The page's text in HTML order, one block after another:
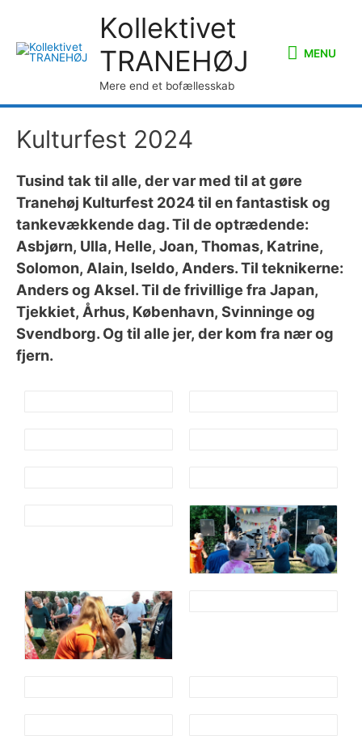
Kollektivet
TRANEHØJ
Mere end et bofællesskab
MENU
MENU
Kulturfest 2024
Tusind tak til alle, der var med til at gøre
Tranehøj Kulturfest 2024 til en fantastisk og
tankevækkende dag. Til de optrædende:
Asbjørn, Ulla, Helle, Joan, Thomas, Katrine,
Solomon, Alain, Iseldo, Anders. Til teknikerne:
Anders og Aksel. Til de frivillige fra Japan,
Tjekkiet, Århus, København, Svinninge og
Svendborg. Og til alle jer, der kom fra nær og
fjern.